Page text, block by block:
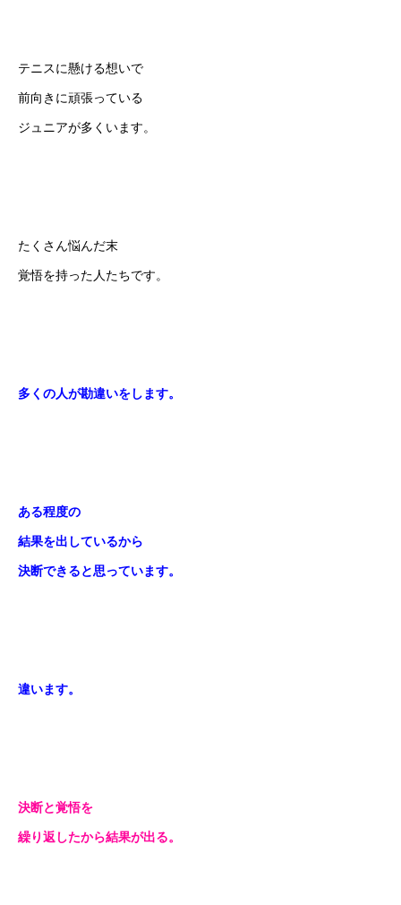
テニスに懸ける想いで
前向きに頑張っている
ジュニアが多くいます。
たくさん悩んだ末
覚悟を持った人たちです。
多くの人が勘違いをします。
ある程度の
結果を出しているから
決断できると思っています。
違います。
決断と覚悟を
繰り返したから結果が出る。